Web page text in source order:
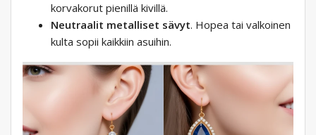
korvakorut pienillä kivillä.
Neutraalit metalliset sävyt. Hopea tai valkoinen
kulta sopii kaikkiin asuihin.